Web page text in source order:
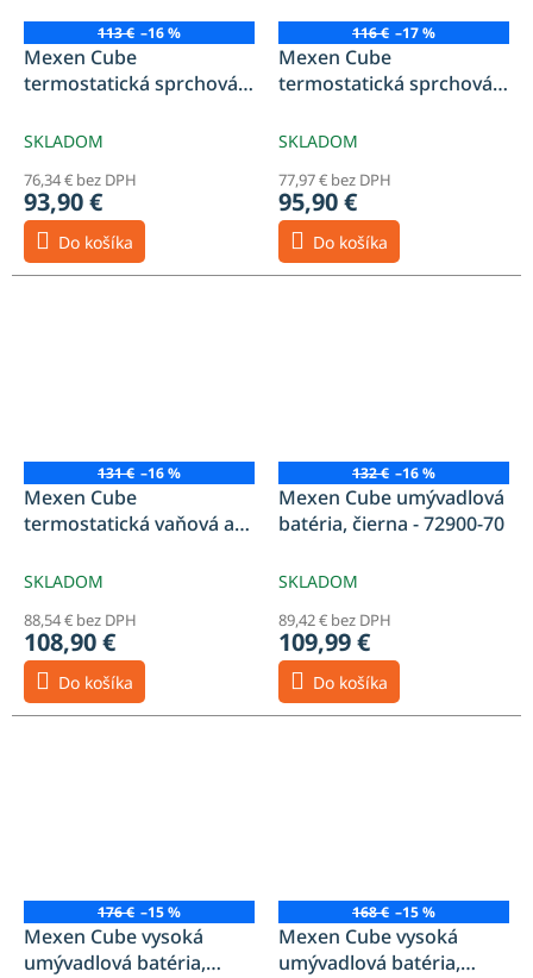
113 € –16 %
Mexen Cube
termostatická sprchová
SKLADOM
76,34 € bez DPH
93,90 €
Do košíka
116 € –17 %
Mexen Cube
termostatická sprchová
SKLADOM
77,97 € bez DPH
95,90 €
Do košíka
131 € –16 %
Mexen Cube
termostatická vaňová a
- 77910-00
SKLADOM
88,54 € bez DPH
108,90 €
Do košíka
132 € –16 %
Mexen Cube umývadlová
batéria, čierna - 72900-70
SKLADOM
89,42 € bez DPH
109,99 €
Do košíka
176 € –15 %
Mexen Cube vysoká
umývadlová batéria,
168 € –15 %
Mexen Cube vysoká
umývadlová batéria,